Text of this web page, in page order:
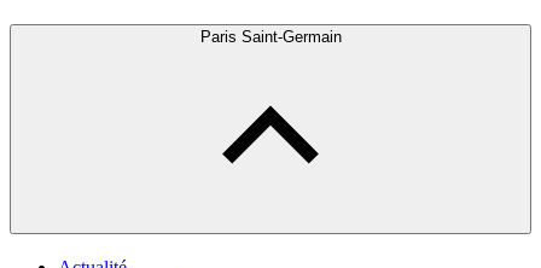
Paris Saint-Germain